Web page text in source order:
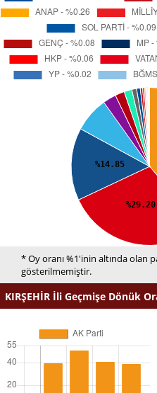
* Oy oranı %1'inin altında olan
gösterilmemiştir.
KIRŞEHİR İli Geçmişe Dönük